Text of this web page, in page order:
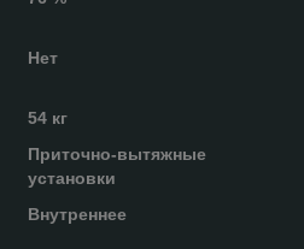
Нет
54 кг
Приточно-вытяжные
установки
Внутреннее